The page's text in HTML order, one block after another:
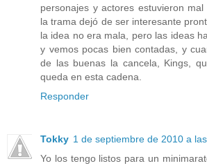
personajes y actores estuvieron mal
la trama dejó de ser interesante
la idea no era mala, pero las ideas
y vemos pocas bien contadas, y
de las buenas la cancela, Kings,
queda en esta cadena.
Responder
Tokky 1 de septiembre de 2010 a
Yo los tengo listos para un